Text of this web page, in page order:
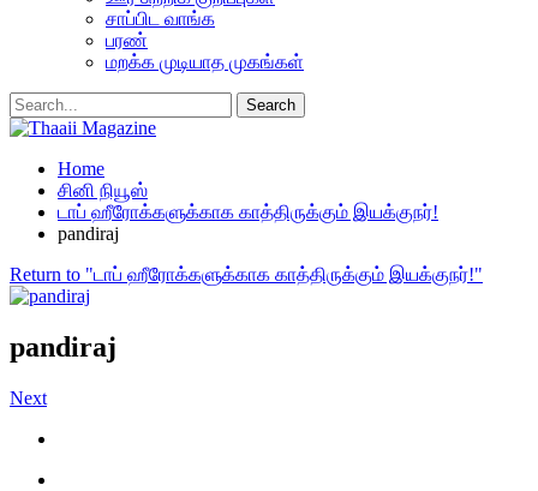
சாப்பிட வாங்க
பரண்
மறக்க முடியாத முகங்கள்
Home
சினி நியூஸ்
டாப் ஹீரோக்களுக்காக காத்திருக்கும் இயக்குநர்!
pandiraj
Return to "டாப் ஹீரோக்களுக்காக காத்திருக்கும் இயக்குநர்!"
pandiraj
Next